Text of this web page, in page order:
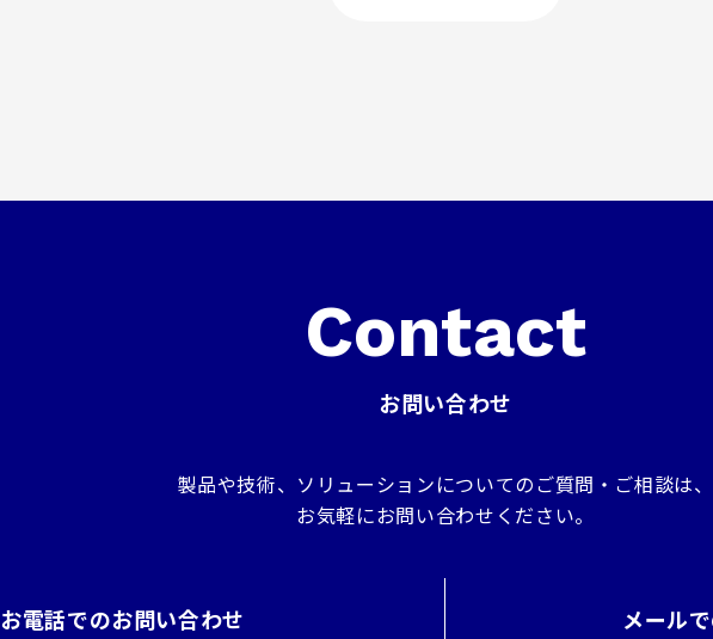
Contact
お問い合わせ
製品や技術、ソリューションについてのご質問・ご相談は、
お気軽にお問い合わせください。
お電話でのお問い合わせ メール